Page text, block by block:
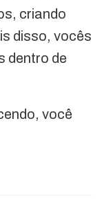
criando
disso, vocês
dentro de
você